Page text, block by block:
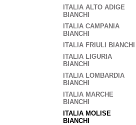
ITALIA ALTO ADIGE
BIANCHI
ITALIA CAMPANIA
BIANCHI
ITALIA FRIULI BIANCHI
ITALIA LIGURIA
BIANCHI
ITALIA LOMBARDIA
BIANCHI
ITALIA MARCHE
BIANCHI
ITALIA MOLISE
BIANCHI